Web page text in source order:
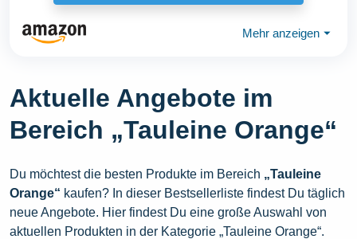
Mehr anzeigen ⏷
Aktuelle Angebote im
Bereich „Tauleine Orange“
Du möchtest die besten Produkte im Bereich „Tauleine
Orange“ kaufen? In dieser Bestsellerliste findest Du täglich
neue Angebote. Hier findest Du eine große Auswahl von
aktuellen Produkten in der Kategorie „Tauleine Orange“.